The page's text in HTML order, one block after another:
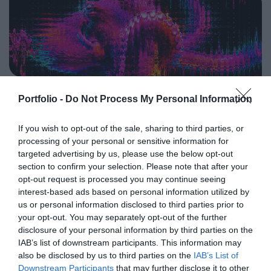
Portfolio - Do Not Process My Personal Information
If you wish to opt-out of the sale, sharing to third parties, or
processing of your personal or sensitive information for
targeted advertising by us, please use the below opt-out
section to confirm your selection. Please note that after your
opt-out request is processed you may continue seeing
interest-based ads based on personal information utilized by
us or personal information disclosed to third parties prior to
your opt-out. You may separately opt-out of the further
disclosure of your personal information by third parties on the
IAB’s list of downstream participants. This information may
also be disclosed by us to third parties on the IAB’s List of
Downstream Participants that may further disclose it to other
programkínálaton túl alkalmat teremt a szakmai
kapcsolatépítésre, a networkingre és az üzleti
tárgyalásokra, a színvonalas szakmai előadások és
kerekasztal-beszélgetések mellett pedig szórakoztató
műsorral járul hozzá a résztvevők feltöltődéséhez és
Konferencián adja át tizenegy kategóriában azokat az
legkiemelkedőbb szakmai teljesítményeinek és
eredményeinek elismeréséül szolgálnak. A díjakat az
agrárium legmeghatározóbb személyeségeiből áll szakmai
zsűri ítéli oda az ágazati szereplők benyújtott pályázatai
alapján.
agentic AI trend. Az önállóan cselekedni képes AI-
ügynökök, illetve az egyes üzleti, compliance és
adminisztratív folyamatokat támogató AI-eszközök és
vállalti megoldások korábban elképzelhetetlen sebességet
és rendkívüli hatékonyságbeli fejlődési lehetőséget adnak a
cégeknek. MIt kezdünk a megnyert munkaórákkal és a
megspórolt munkaerővel? A core bizniszt is felforgatja a
Nagyvállalatoknak és kkv-knak is szóló rendezvényünkön
többek között ezekre a kérdésekre is válaszokat keresünk
és adunk!
2026. november 18. Radisson Blu Béke Hotel
el, ki használja ügyesebben a kész megoldásokat. Hanem
azon, ki képes létrehozni, legyártani és birtokolni azokat a
technológiákat, amelyek nélkül mások sem tudnak majd
működni. Egy új akkumulátor, amely tovább tárolja az
energiát. Egy anyag, amely könnyebb, erősebb vagy
olcsóbban előállítható a korábbiaknál. Egy gyógyszer vagy
diagnosztikai eljárás, amely korábban kezelhetetlen
betegségekre ad választ. Robotikai rendszer, védelmi
technológia, új gyártási folyamat vagy űripari fejlesztés.
RÉSZLETEK & JEGYEK
PORTFOLIO KONFERENCIÁK 25 ÉVE